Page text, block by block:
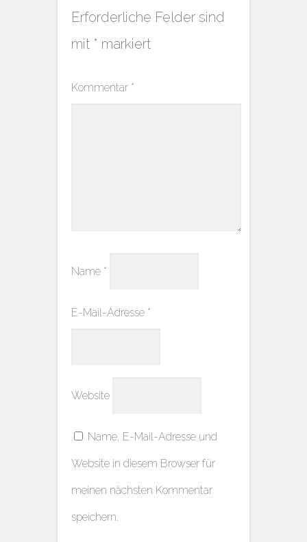
Erforderliche Felder sind
mit * markiert
Kommentar *
Name *
E-Mail-Adresse *
Website
Name, E-Mail-Adresse und
Website in diesem Browser für
meinen nächsten Kommentar
speichern.